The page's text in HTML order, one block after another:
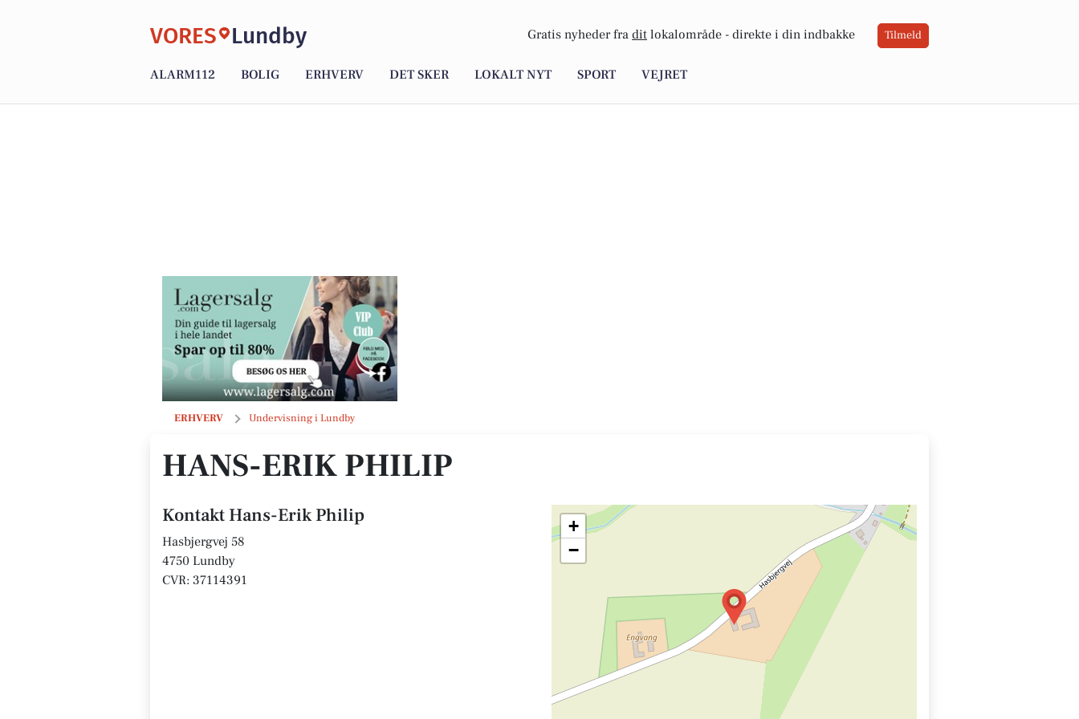
VORES Lundby Gratis nyheder fra dit lokalområde - direkte i din indbakke Tilmeld
ALARM112 BOLIG ERHVERV DET SKER LOKALT NYT SPORT VEJRET
ERHVERV Undervisning i Lundby
Hans-Erik Philip
HANS-ERIK PHILIP
Kontakt Hans-Erik Philip
Hasbjergvej 58
4750 Lundby
CVR: 37114391
+
−